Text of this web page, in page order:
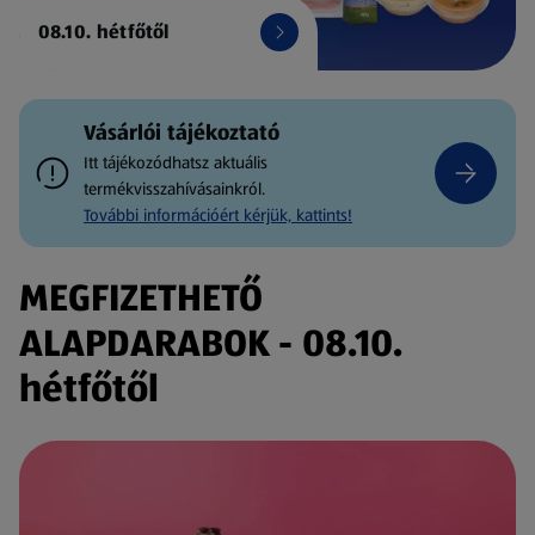
08.10. hétfőtől
Vásárlói tájékoztató
Itt tájékozódhatsz aktuális
termékvisszahívásainkról.
További információért kérjük, kattints!
MEGFIZETHETŐ
ALAPDARABOK - 08.10.
hétfőtől